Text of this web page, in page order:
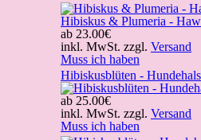
Hibiskus & Plumeria -
ab 23.00€
inkl. MwSt. zzgl. Versand
Muss ich haben
Hibiskusblüten -
ab 25.00€
inkl. MwSt. zzgl. Versand
Muss ich haben